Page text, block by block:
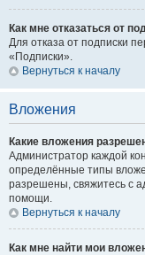
Как мне отказаться от
Для отказа от подписки
«Подписки».
Вернуться к началу
Вложения
Какие вложения
Администратор каждой
определённые типы
разрешены, свяжитесь с
помощи.
Вернуться к началу
Как мне найти мои